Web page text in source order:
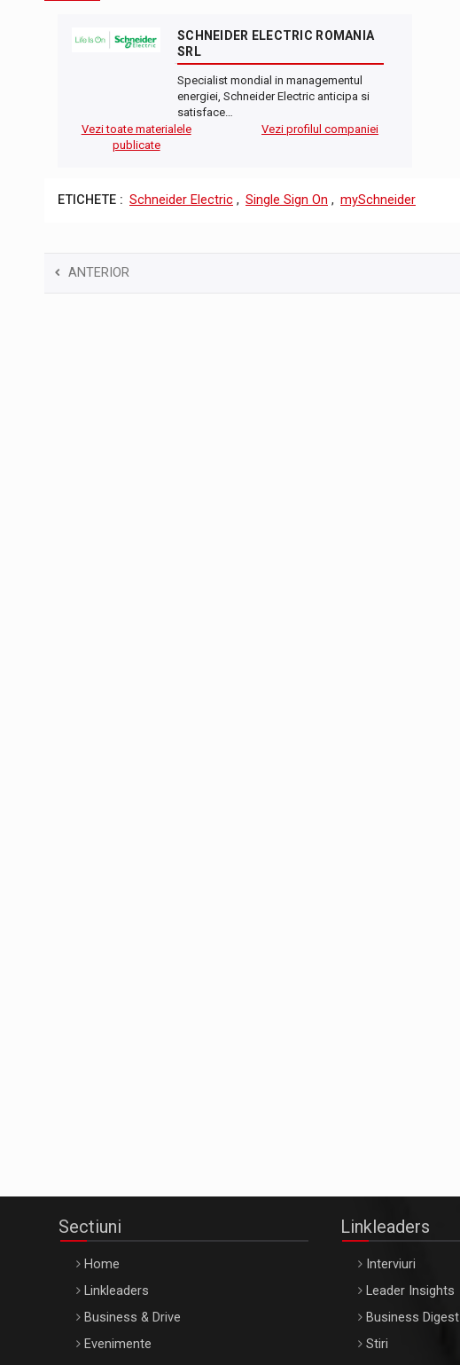
SCHNEIDER ELECTRIC ROMANIA
SRL
Specialist mondial in managementul
energiei, Schneider Electric anticipa si
satisface…
Vezi toate materialele
publicate
Vezi profilul companiei
ETICHETE : Schneider Electric , Single Sign On , mySchneider
ANTERIOR
Sectiuni
Home
Linkleaders
Business & Drive
Evenimente
Linkleaders
Interviuri
Leader Insights
Business Digest
Stiri